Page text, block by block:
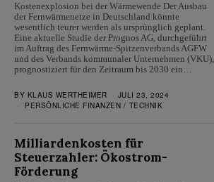
Kostenexplosion bei der Wärmewende Der Ausbau
der Fernwärmenetze in Deutschland könnte
wesentlich teurer werden als ursprünglich geplant.
Eine aktuelle Studie der Prognos AG, durchgeführt
im Auftrag des Fernwärme-Spitzenverbands AGFW
und des Verbands kommunaler Unternehmen (VKU),
prognostiziert für den Zeitraum bis 2030 ein…
BY KLAUS WERTHEIMER
JULI 23, 2024
PERSÖNLICHE FINANZEN / TECHNIK
Milliardenkosten für
Steuerzahler: Ökostrom-
Förderung